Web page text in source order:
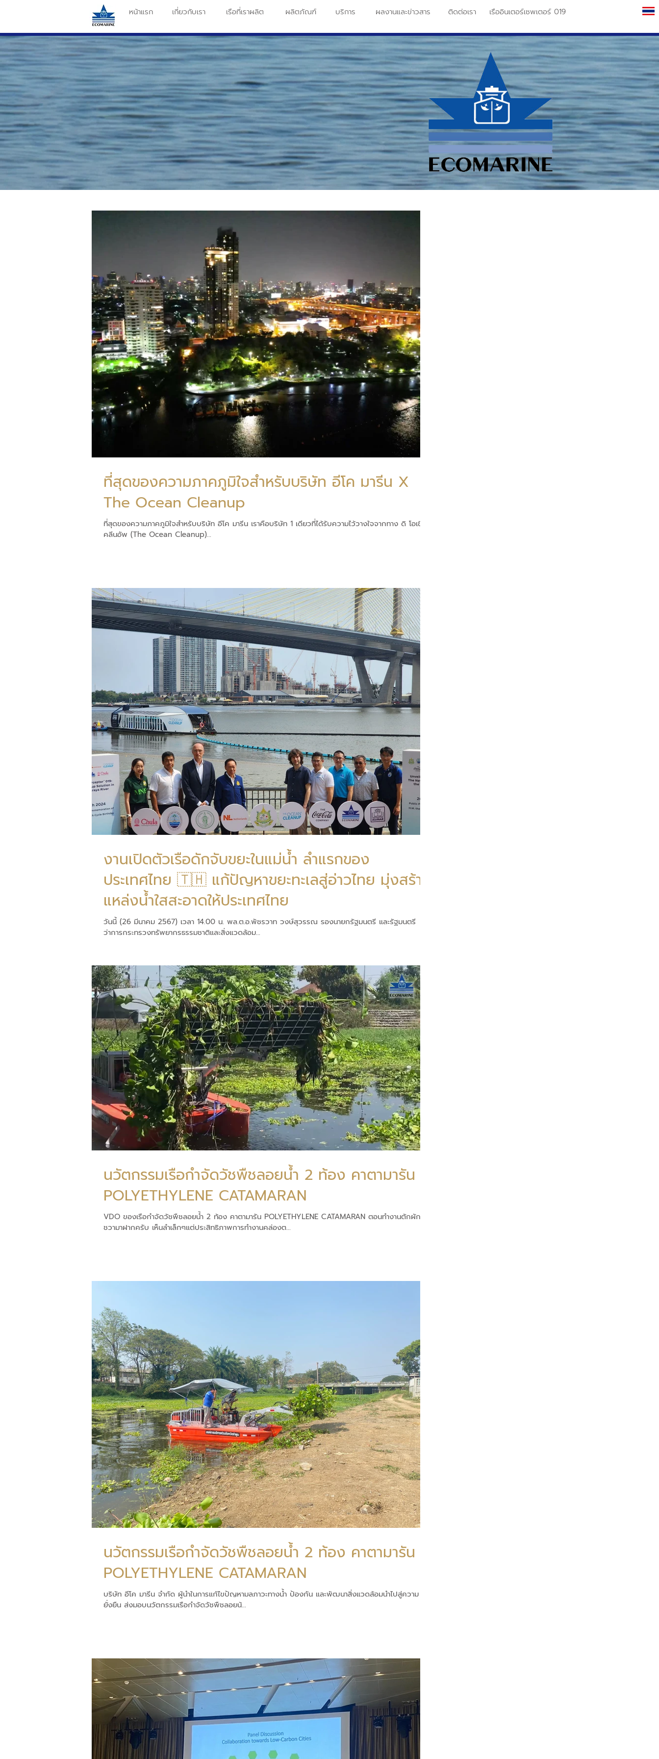
หน้าแรก เกี่ยวกับเรา เรือที่เราผลิต บริการ
ผลิตภัณฑ์ ผลงานและข่าวสาร ติดต่อเรา เรืออินเตอร์เซพเตอร์ 019
ที่สุดของความภาคภูมิใจสำหรับบริษัท อีโค มารีน X
The Ocean Cleanup
ที่สุดของความภาคภูมิใจสำหรับบริษัท อีโค มารีน เราคือบริษัท 1 เดียวที่ได้รับความไว้วางใจจากทาง ดิ โอเชียน
คลีนอัพ (The Ocean Cleanup)...
งานเปิดตัวเรือดักจับขยะในแม่น้ำ ลำแรกของ
ประเทศไทย 🇹🇭 แก้ปัญหาขยะทะเลสู่อ่าวไทย มุ่งสร้าง
แหล่งน้ำใสสะอาดให้ประเทศไทย
วันนี้ (26 มีนาคม 2567) เวลา 14.00 น. พล.ต.อ.พัชรวาท วงษ์สุวรรณ รองนายกรัฐมนตรี และรัฐมนตรี
ว่าการกระทรวงทรัพยากรธรรมชาติและสิ่งแวดล้อม...
นวัตกรรมเรือกำจัดวัชพืชลอยน้ำ 2 ท้อง คาตามารัน
POLYETHYLENE CATAMARAN
VDO ของเรือกำจัดวัชพืชลอยน้ำ 2 ท้อง คาตามารัน POLYETHYLENE CATAMARAN ตอนทำงานตักผักตบ
ชวามาฝากครับ เห็นลำเล็กๆแต่ประสิทธิภาพการทำงานคล่องต...
นวัตกรรมเรือกำจัดวัชพืชลอยน้ำ 2 ท้อง คาตามารัน
POLYETHYLENE CATAMARAN
บริษัท อีโค มารีน จำกัด ผู้นำในการแก้ไขปัญหามลภาวะทางน้ำ ป้องกัน และพัฒนาสิ่งแวดล้อมนำไปสู่ความ
ยั่งยืน ส่งมอบนวัตกรรมเรือกำจัดวัชพืชลอยน้...